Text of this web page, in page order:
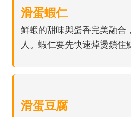
滑蛋蝦仁
鮮蝦的甜味與蛋香完美融合
人。蝦仁要先快速焯燙鎖住
滑蛋豆腐